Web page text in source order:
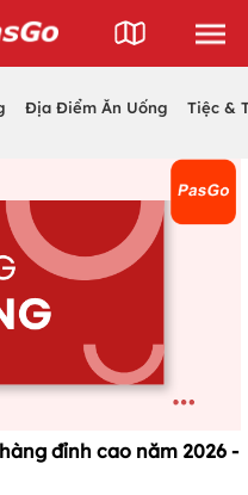
Địa Điểm Ăn Uống Tiệc &
đỉnh cao năm 2026 -